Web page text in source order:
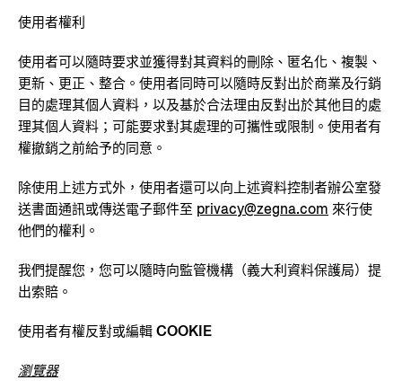
使用者權利
使用者可以隨時要求並獲得對其資料的刪除、匿名化、複製、
更新、更正、整合。使用者同時可以隨時反對出於商業及行銷
目的處理其個人資料，以及基於合法理由反對出於其他目的處
理其個人資料；可能要求對其處理的可攜性或限制。使用者有
權撤銷之前給予的同意。
除使用上述方式外，使用者還可以向上述資料控制者辦公室發
送書面通訊或傳送電子郵件至 privacy@zegna.com 來行使
他們的權利。
我們提醒您，您可以隨時向監管機構（義大利資料保護局）提
出索賠。
使用者有權反對或編輯 COOKIE
瀏覽器